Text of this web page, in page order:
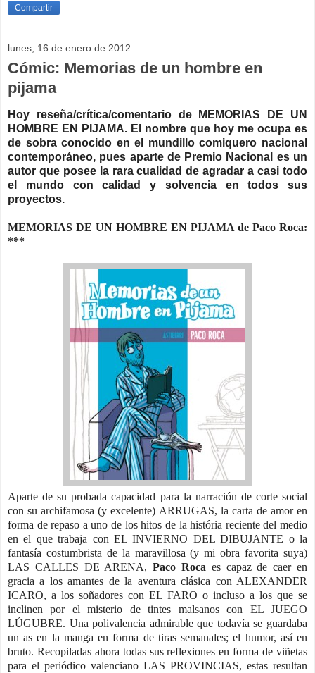
Compartir
lunes, 16 de enero de 2012
Cómic: Memorias de un hombre en
pijama
Hoy reseña/crítica/comentario de MEMORIAS DE UN
HOMBRE EN PIJAMA. El nombre que hoy me ocupa es
de sobra conocido en el mundillo comiquero nacional
contemporáneo, pues aparte de Premio Nacional es un
autor que posee la rara cualidad de agradar a casi todo
el mundo con calidad y solvencia en todos sus
proyectos.
MEMORIAS DE UN HOMBRE EN PIJAMA de Paco Roca:
***
Aparte de su probada capacidad para la narración de corte social
con su archifamosa (y excelente) ARRUGAS, la carta de amor en
forma de repaso a uno de los hitos de la história reciente del medio
en el que trabaja con EL INVIERNO DEL DIBUJANTE o la
fantasía costumbrista de la maravillosa (y mi obra favorita suya)
LAS CALLES DE ARENA,Paco Roca es capaz de caer en
gracia a los amantes de la aventura clásica con ALEXANDER
ICARO, a los soñadores con EL FARO o incluso a los que se
inclinen por el misterio de tintes malsanos con EL JUEGO
LÚGUBRE. Una polivalencia admirable que todavía se guardaba
un as en la manga en forma de tiras semanales; el humor, así en
bruto. Recopiladas ahora todas sus reflexiones en forma de viñetas
para el periódico valenciano LAS PROVINCIAS, estas resultan